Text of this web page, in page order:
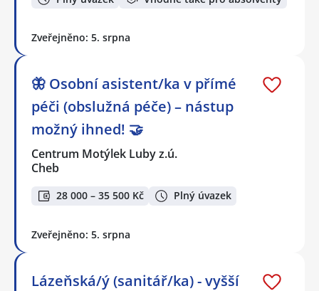
Zveřejněno: 5. srpna
🦋 Osobní asistent/ka v přímé
péči (obslužná péče) – nástup
možný ihned! 🤝
Centrum Motýlek Luby z.ú.
Cheb
28 000 – 35 500 Kč Plný úvazek
Zveřejněno: 5. srpna
Lázeňská/ý (sanitář/ka) - vyšší